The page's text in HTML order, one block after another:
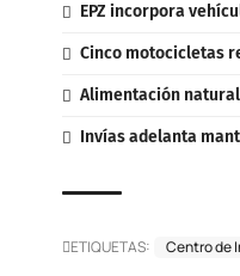
EPZ incorpora
Cinco motocicletas
Alimentación
Invías adelanta
ETIQUETAS: Centro de